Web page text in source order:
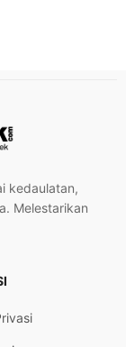
kedaulatan,
Melestarikan